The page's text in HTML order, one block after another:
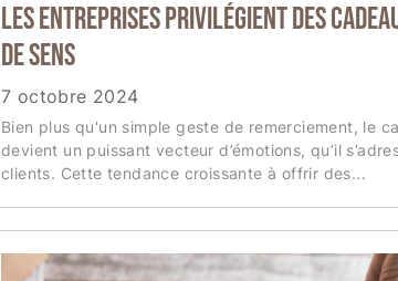
Les entreprises privilégient des
de sens
7 octobre 2024
Bien plus qu'un simple geste de remerciement, le
devient un puissant vecteur d’émotions, qu’il
clients. Cette tendance croissante à offrir des...